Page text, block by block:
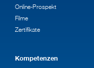
Online-Prospekt
Filme
Zertifikate
Kompetenzen